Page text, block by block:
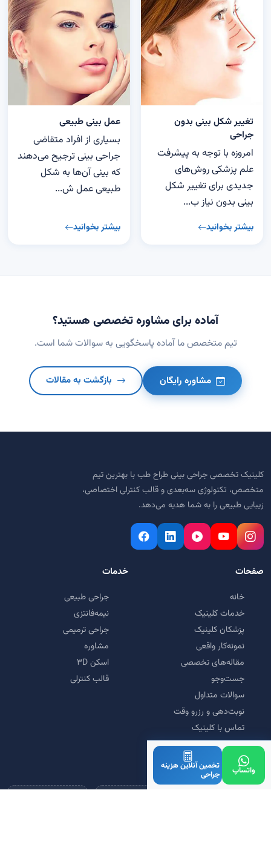
تغییر شکل بینی بدون
جراحی
امروزه با توجه به پیشرفت
علم پزشکی روش‌های
جدیدی برای تغییر شکل
بینی بدون نیاز ب...
بیشتر بخوانید
عمل بینی طبیعی
بسیاری از افراد متقاضی
جراحی بینی ترجیح می‌دهند
که بینی آن‌ها به شکل
طبیعی عمل ش...
بیشتر بخوانید
آماده برای مشاوره تخصصی هستید؟
تیم متخصص ما آماده پاسخگویی به سوالات شما است.
مشاوره رایگان بازگشت به مقالات
کلینیک تخصصی جراحی بینی طراح طب با بهترین تیم
متخصص، تکنولوژی سه‌بعدی و قالب کنترلی اختصاصی،
زیبایی طبیعی را به شما هدیه می‌دهد.
صفحات
خانه
خدمات کلینیک
پزشکان کلینیک
نمونه‌کار واقعی
مقاله‌های تخصصی
جست‌وجو
سوالات متداول
نوبت‌دهی و رزرو وقت
تماس با کلینیک
خدمات
جراحی طبیعی
نیمه‌فانتزی
جراحی ترمیمی
مشاوره
اسکن ۳D
قالب کنترلی
مورد تأیید و همکاری
واتساپ تخمین آنلاین هزینه
جراحی